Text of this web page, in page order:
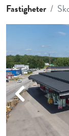
Fastigheter
Previous